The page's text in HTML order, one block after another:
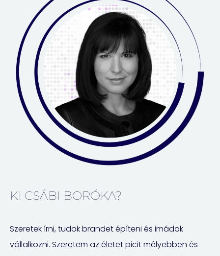
KI CSÁBI BORÓKA?
Szeretek írni, tudok brandet építeni és imádok
vállalkozni. Szeretem az életet picit mélyebben és